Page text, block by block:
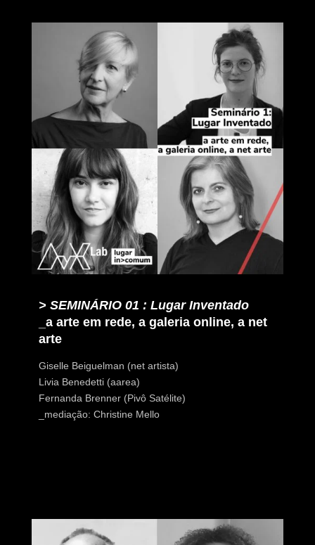
> SEMINÁRIO 01 : Lugar Inventado
_a arte em rede, a galeria online, a net
arte
Giselle Beiguelman (net artista)
Livia Benedetti (aarea)
Fernanda Brenner (Pivô Satélite)
_mediação: Christine Mello